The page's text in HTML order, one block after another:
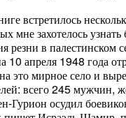
встретилось
мне захотелось
резни в палестинском
10 апреля 1948 года
это мирное село и
всего 245 мужчин,
Гурион осудил